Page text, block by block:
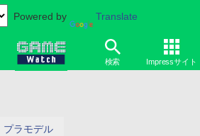
Powered by Translate
検索 Impressサイト
プラモデル